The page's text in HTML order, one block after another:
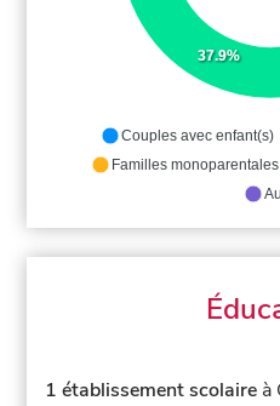
37.9%
Couples avec enfant(s)
Familles monoparentales
1 établissement scolaire à